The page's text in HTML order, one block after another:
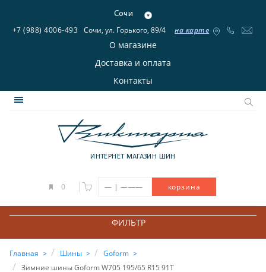
Сочи
+7 (988) 4006-493 Сочи, ул. Горького, 89/4 на карте
О магазине
Доставка и оплата
Контакты
ИНТЕРНЕТ МАГАЗИН ШИН
0 — | ——— корзина
ФИЛЬТР
Главная Шины
Goform
Зимние шины Goform W705 195/65 R15 91T